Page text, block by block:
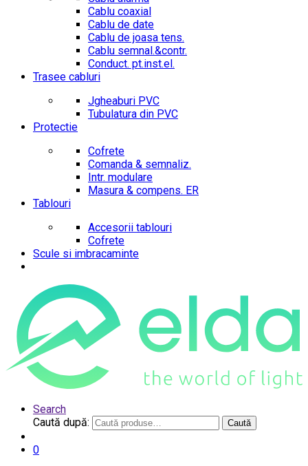
Cablu coaxial
Cablu de date
Cablu de joasa tens.
Cablu semnal.&contr.
Conduct. pt.inst.el.
Trasee cabluri
Jgheaburi PVC
Tubulatura din PVC
Protectie
Cofrete
Comanda & semnaliz.
Intr. modulare
Masura & compens. ER
Tablouri
Accesorii tablouri
Cofrete
Scule si imbracaminte
Search
Caută după:
Caută
0